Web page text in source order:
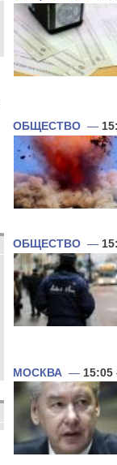
ОБЩЕСТВО —
ОБЩЕСТВО —
МОСКВА — 15:05